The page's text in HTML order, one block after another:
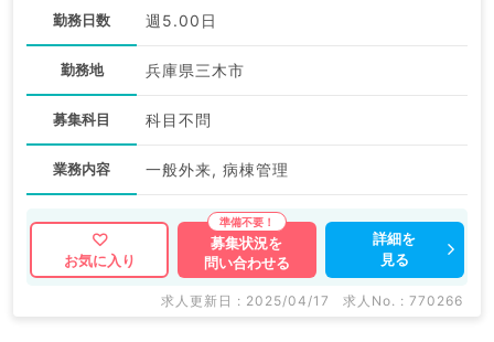
勤務日数 週5.00日
勤務地 兵庫県三木市
募集科目 科目不問
業務内容 一般外来, 病棟管理
お気に入り
募集状況を
問い合わせる
詳細を
見る
求人更新日 : 2025/04/17 求人No. : 770266